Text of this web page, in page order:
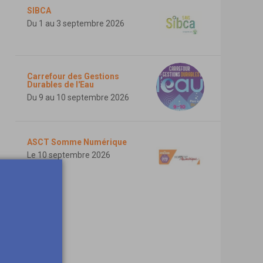
SIBCA
Du 1 au 3 septembre 2026
Carrefour des Gestions
Durables de l'Eau
Du 9 au 10 septembre 2026
ASCT Somme Numérique
Le 10 septembre 2026